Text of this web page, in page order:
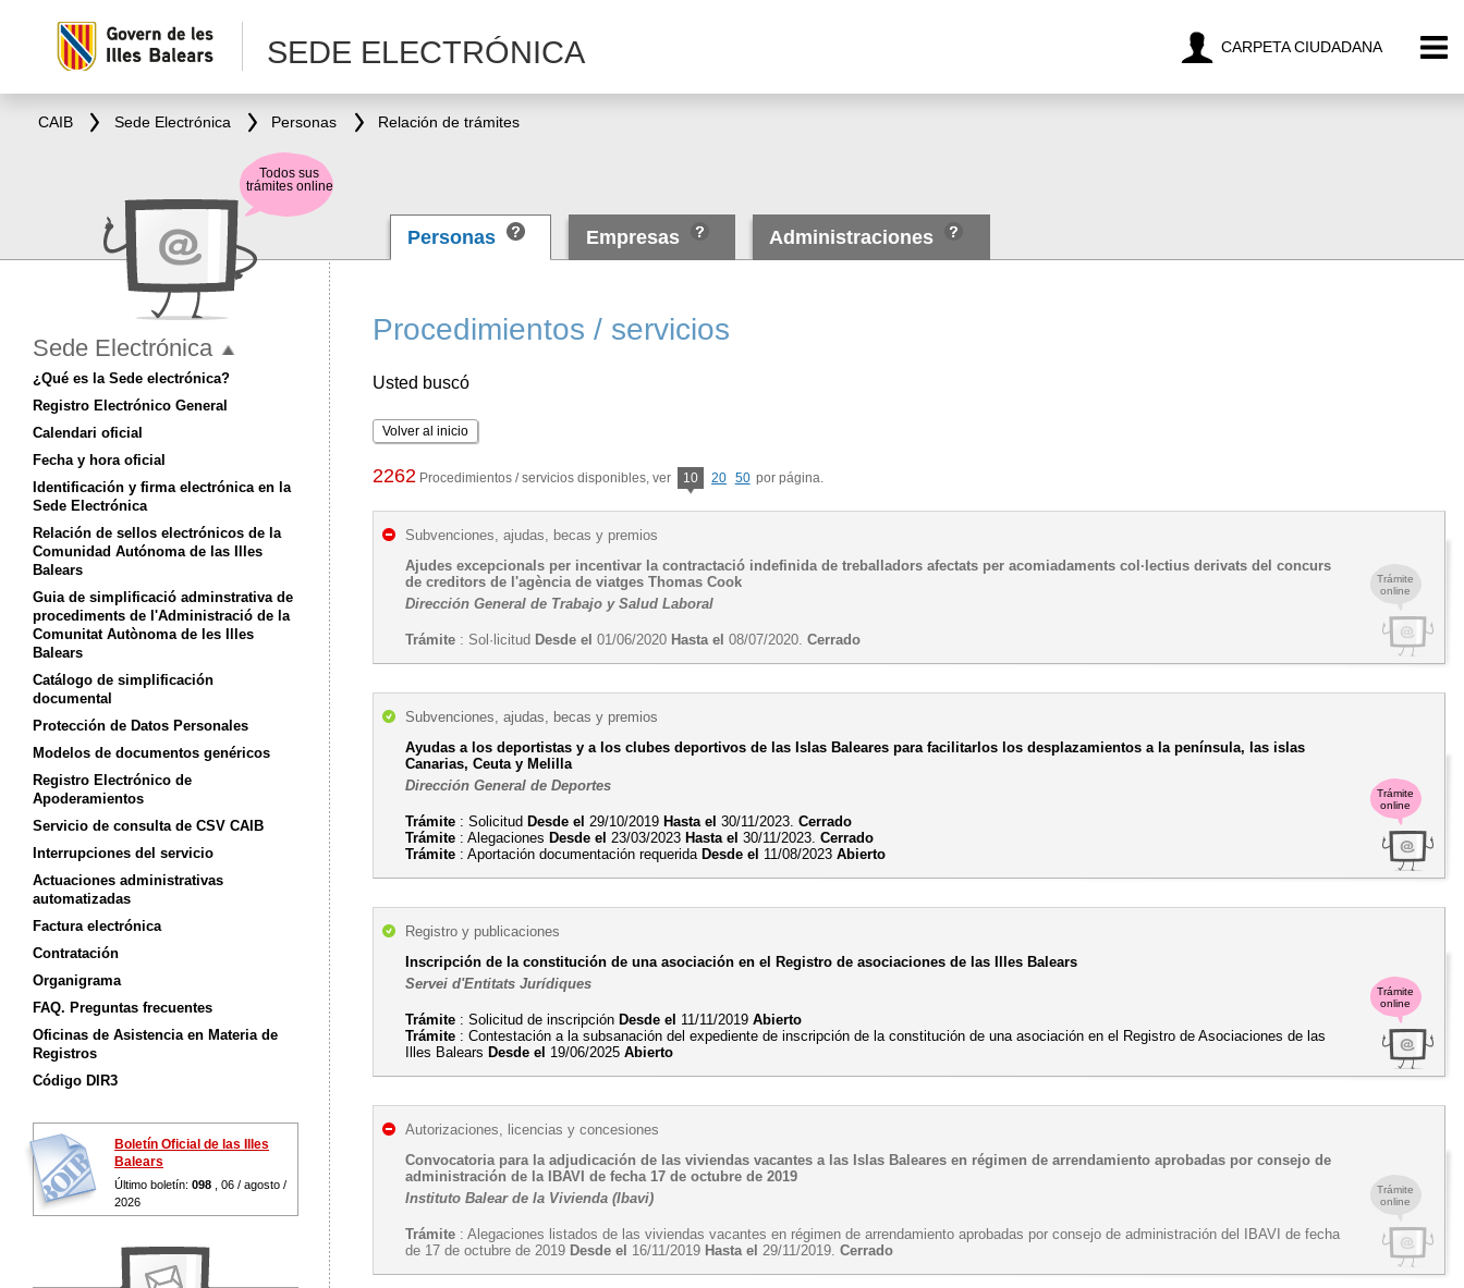
SEDE ELECTRÓNICA CARPETA CIUDADANA
CAIB Sede Electrónica Personas Relación de trámites
Personas Empresas Administraciones
Procedimientos / servicios
Usted buscó
Volver al inicio
2262 Procedimientos / servicios disponibles, ver 10 20 50 por página.
Trámite
online
Subvenciones, ajudas, becas y premios
Ajudes excepcionals per incentivar la contractació indefinida de treballadors afectats per acomiadaments col·lectius derivats del concurs
de creditors de l'agència de viatges Thomas Cook
Dirección General de Trabajo y Salud Laboral
Trámite : Sol·licitud Desde el 01/06/2020 Hasta el 08/07/2020.Cerrado
Trámite
online
Subvenciones, ajudas, becas y premios
Ayudas a los deportistas y a los clubes deportivos de las Islas Baleares para facilitarlos los desplazamientos a la península, las islas
Canarias, Ceuta y Melilla
Dirección General de Deportes
Trámite : Solicitud Desde el 29/10/2019 Hasta el 30/11/2023.Cerrado
Trámite : Alegaciones Desde el 23/03/2023 Hasta el 30/11/2023.Cerrado
Trámite : Aportación documentación requerida Desde el 11/08/2023Abierto
Trámite
online
Registro y publicaciones
Inscripción de la constitución de una asociación en el Registro de asociaciones de las Illes Balears
Servei d'Entitats Jurídiques
Trámite : Solicitud de inscripción Desde el 11/11/2019Abierto
Trámite : Contestación a la subsanación del expediente de inscripción de la constitución de una asociación en el Registro de Asociaciones de las
Illes Balears Desde el 19/06/2025Abierto
Trámite
online
Autorizaciones, licencias y concesiones
Convocatoria para la adjudicación de las viviendas vacantes a las Islas Baleares en régimen de arrendamiento aprobadas por consejo de
administración de la IBAVI de fecha 17 de octubre de 2019
Instituto Balear de la Vivienda (Ibavi)
Trámite : Alegaciones listados de las viviendas vacantes en régimen de arrendamiento aprobadas por consejo de administración del IBAVI de fecha
de 17 de octubre de 2019 Desde el 16/11/2019 Hasta el 29/11/2019.Cerrado
Todos sus
trámites online
Sede Electrónica
¿Qué es la Sede electrónica?
Registro Electrónico General
Calendari oficial
Fecha y hora oficial
Identificación y firma electrónica en la
Sede Electrónica
Relación de sellos electrónicos de la
Comunidad Autónoma de las Illes
Balears
Guia de simplificació adminstrativa de
procediments de l'Administració de la
Comunitat Autònoma de les Illes
Balears
Catálogo de simplificación
documental
Protección de Datos Personales
Modelos de documentos genéricos
Registro Electrónico de
Apoderamientos
Servicio de consulta de CSV CAIB
Interrupciones del servicio
Actuaciones administrativas
automatizadas
Factura electrónica
Contratación
Organigrama
FAQ. Preguntas frecuentes
Oficinas de Asistencia en Materia de
Registros
Código DIR3
Boletín Oficial de las Illes
Balears
Último boletín:098 , 06 / agosto /
2026